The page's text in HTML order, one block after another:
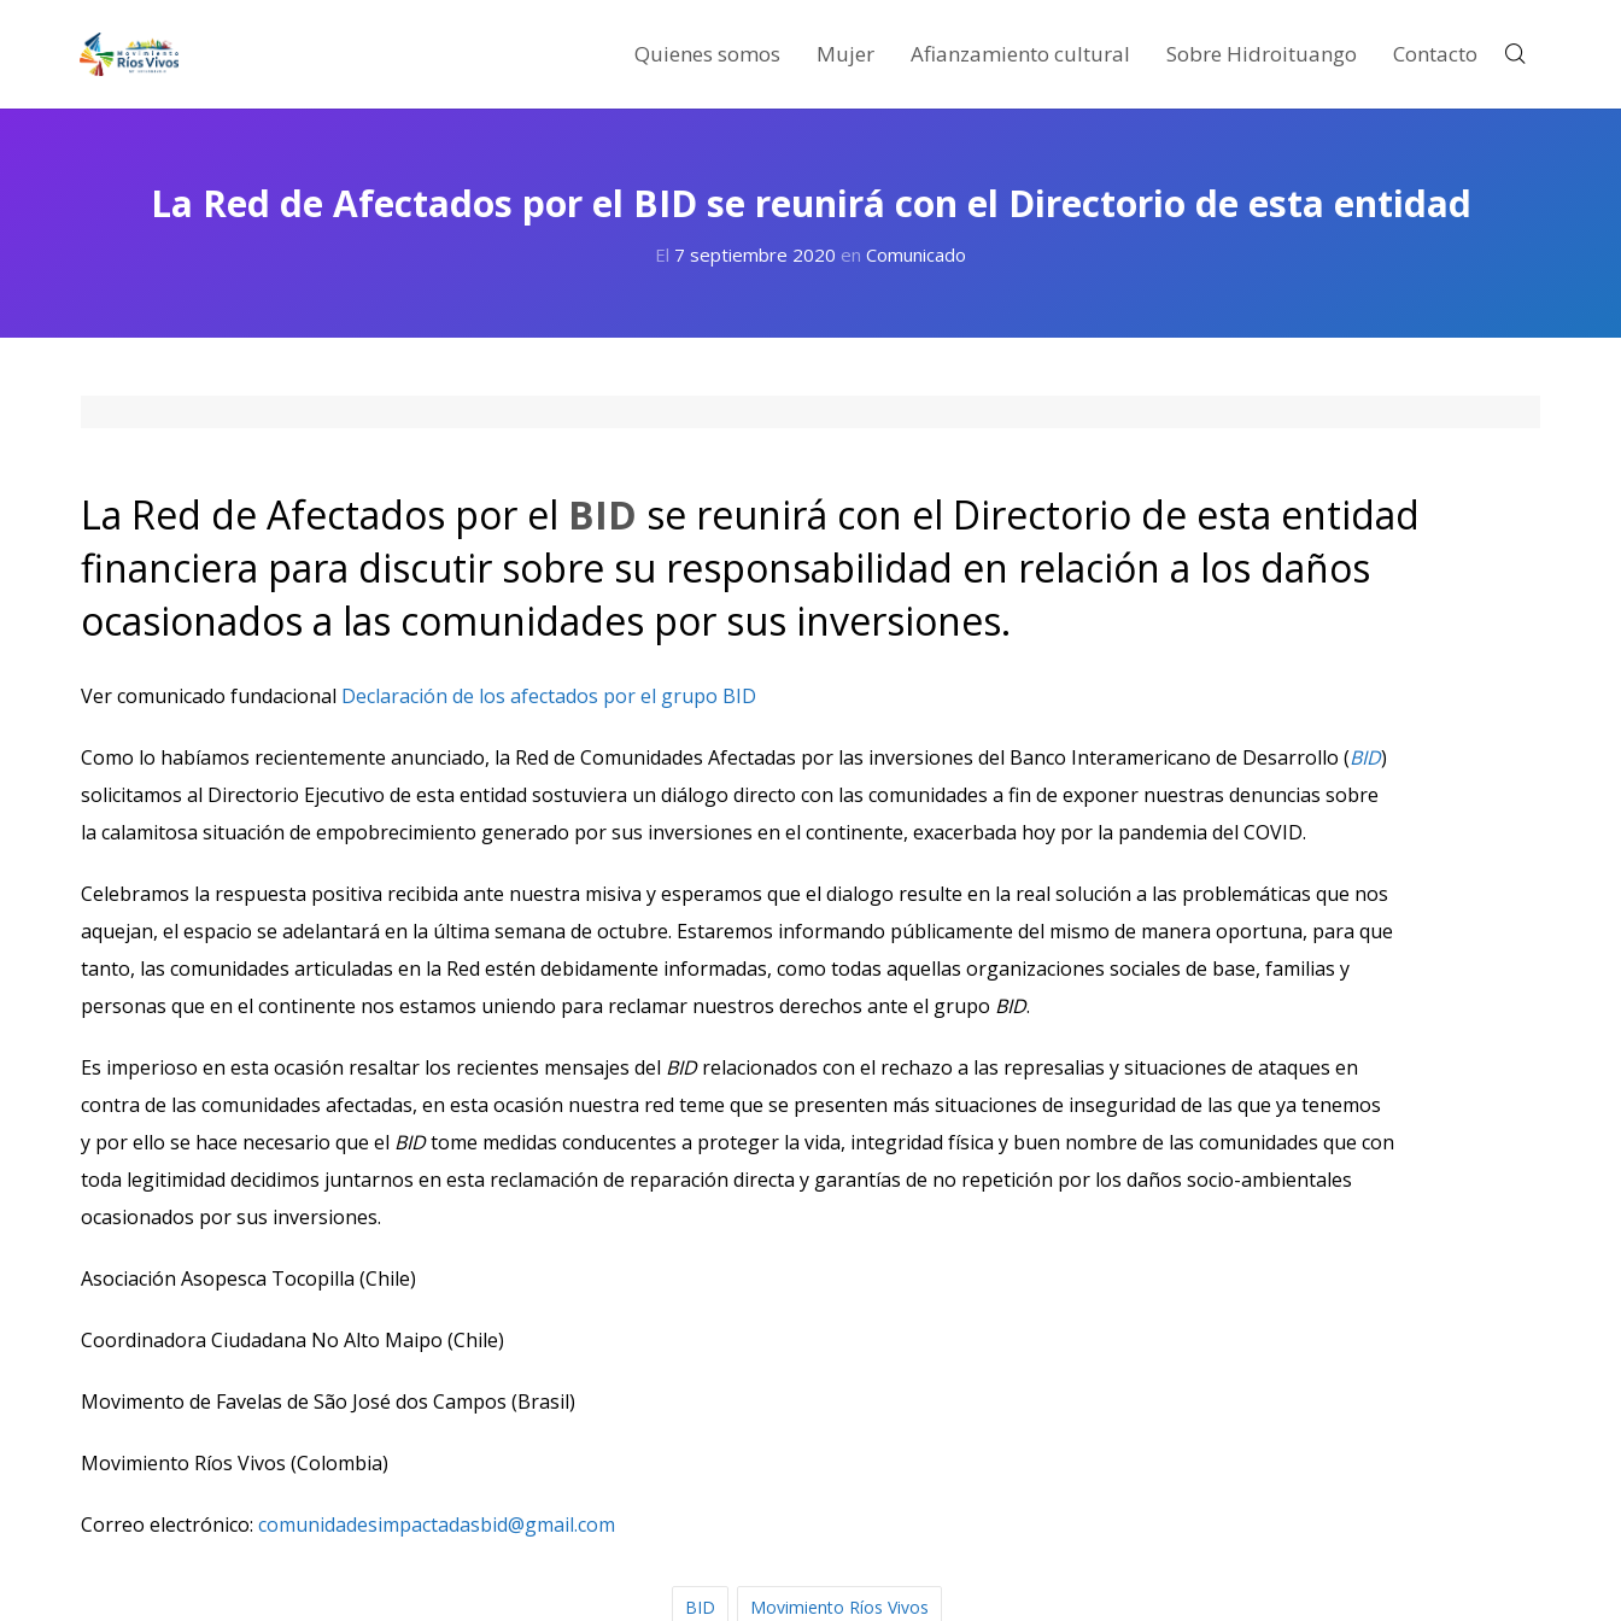
Quienes somos Mujer Afianzamiento cultural Sobre Hidroituango Contacto
La Red de Afectados por el BID se reunirá con el Directorio de esta entidad
El 7 septiembre 2020 en Comunicado
La Red de Afectados por el BID se reunirá con el Directorio de esta entidad
financiera para discutir sobre su responsabilidad en relación a los daños
ocasionados a las comunidades por sus inversiones.
Ver comunicado fundacional Declaración de los afectados por el grupo BID
Como lo habíamos recientemente anunciado, la Red de Comunidades Afectadas por las inversiones del Banco Interamericano de Desarrollo (BID)
solicitamos al Directorio Ejecutivo de esta entidad sostuviera un diálogo directo con las comunidades a fin de exponer nuestras denuncias sobre
la calamitosa situación de empobrecimiento generado por sus inversiones en el continente, exacerbada hoy por la pandemia del COVID.
Celebramos la respuesta positiva recibida ante nuestra misiva y esperamos que el dialogo resulte en la real solución a las problemáticas que nos
aquejan, el espacio se adelantará en la última semana de octubre. Estaremos informando públicamente del mismo de manera oportuna, para que
tanto, las comunidades articuladas en la Red estén debidamente informadas, como todas aquellas organizaciones sociales de base, familias y
personas que en el continente nos estamos uniendo para reclamar nuestros derechos ante el grupo BID.
Es imperioso en esta ocasión resaltar los recientes mensajes del BIDrelacionados con el rechazo a las represalias y situaciones de ataques en
contra de las comunidades afectadas, en esta ocasión nuestra red teme que se presenten más situaciones de inseguridad de las que ya tenemos
y por ello se hace necesario que el BIDtome medidas conducentes a proteger la vida, integridad física y buen nombre de las comunidades que con
toda legitimidad decidimos juntarnos en esta reclamación de reparación directa y garantías de no repetición por los daños socio-ambientales
ocasionados por sus inversiones.
Asociación Asopesca Tocopilla (Chile)
Coordinadora Ciudadana No Alto Maipo (Chile)
Movimento de Favelas de São José dos Campos (Brasil)
Movimiento Ríos Vivos (Colombia)
Correo electrónico: comunidadesimpactadasbid@gmail.com
BID Movimiento Ríos Vivos